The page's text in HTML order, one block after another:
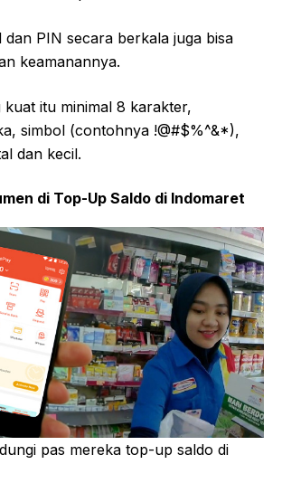
dan PIN secara berkala juga bisa
keamanannya.
kuat itu minimal 8 karakter,
simbol (contohnya !@#$%^&*),
dan kecil.
di Top-Up Saldo di Indomaret
pas mereka top-up saldo di